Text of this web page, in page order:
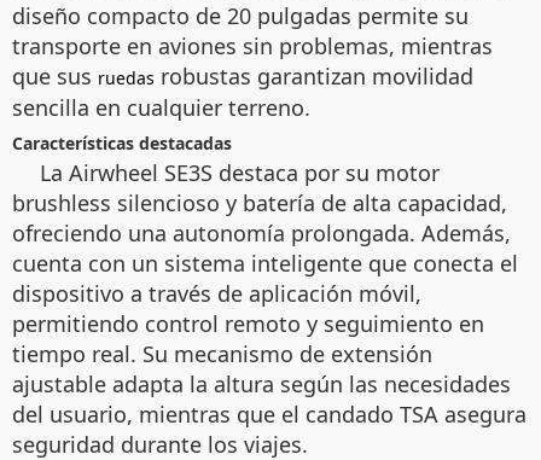
diseño compacto de 20 pulgadas permite su
transporte en aviones sin problemas, mientras
que sus ruedas robustas garantizan movilidad
sencilla en cualquier terreno.
Características destacadas
La Airwheel SE3S destaca por su motor
brushless silencioso y batería de alta capacidad,
ofreciendo una autonomía prolongada. Además,
cuenta con un sistema inteligente que conecta el
dispositivo a través de aplicación móvil,
permitiendo control remoto y seguimiento en
tiempo real. Su mecanismo de extensión
ajustable adapta la altura según las necesidades
del usuario, mientras que el candado TSA asegura
seguridad durante los viajes.